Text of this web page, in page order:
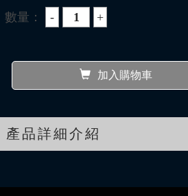
數量：
加入購物車
產品詳細介紹